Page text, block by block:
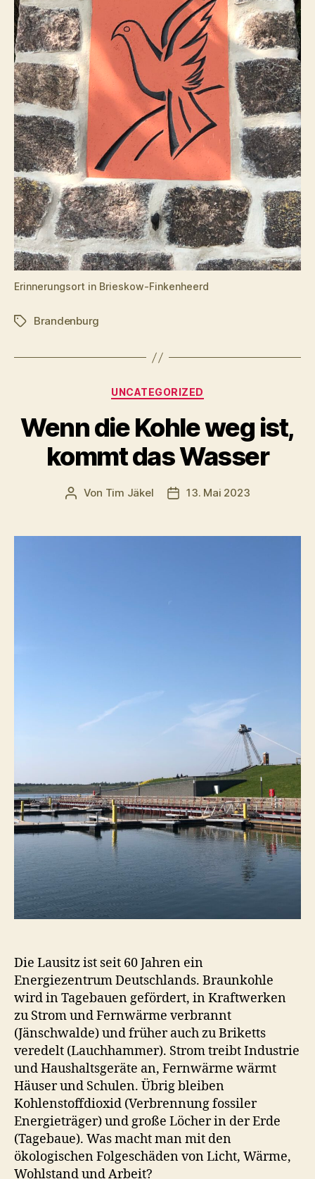
Erinnerungsort in Brieskow-Finkenheerd
Schlagwörter
Brandenburg
Kategorien
UNCATEGORIZED
Wenn die Kohle weg ist,
kommt das Wasser
Beitragsautor
Von Tim Jäkel Veröffentlichungsdatum
13. Mai 2023
Die Lausitz ist seit 60 Jahren ein
Energiezentrum Deutschlands. Braunkohle
wird in Tagebauen gefördert, in Kraftwerken
zu Strom und Fernwärme verbrannt
(Jänschwalde) und früher auch zu Briketts
veredelt (Lauchhammer). Strom treibt Industrie
und Haushaltsgeräte an, Fernwärme wärmt
Häuser und Schulen. Übrig bleiben
Kohlenstoffdioxid (Verbrennung fossiler
Energieträger) und große Löcher in der Erde
(Tagebaue). Was macht man mit den
ökologischen Folgeschäden von Licht, Wärme,
Wohlstand und Arbeit?